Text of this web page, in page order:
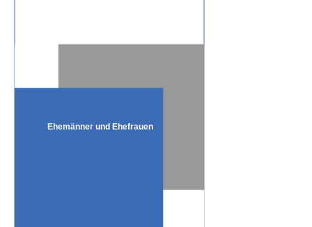
Ehemänner und Ehefrauen